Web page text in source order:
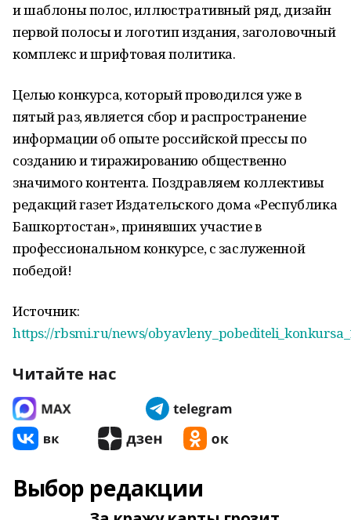
и шаблоны полос, иллюстративный ряд, дизайн
первой полосы и логотип издания, заголовочный
комплекс и шрифтовая политика.
Целью конкурса, который проводился уже в
пятый раз, является сбор и распространение
информации об опыте российской прессы по
созданию и тиражированию общественно
значимого контента. Поздравляем коллективы
редакций газет Издательского дома «Республика
Башкортостан», принявших участие в
профессиональном конкурсе, с заслуженной
победой!
Источник:
https://rbsmi.ru/news/
Читайте нас
Выбор редакции